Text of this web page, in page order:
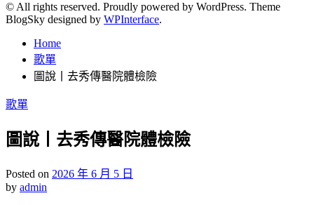
字:
© All rights reserved. Proudly powered by WordPress. Theme
BlogSky designed by WPInterface.
Home
歌單
圖說丨去秀傳醫院體檢險
Posted
in
歌單
圖說丨去秀傳醫院體檢險
Posted on 2026 年 6 月 5 日
by admin